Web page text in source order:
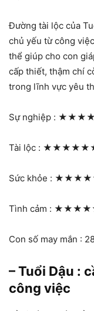
Đường tài lộc của
chủ yếu từ công
thể giúp cho con
cấp thiết, thậm chí
trong lĩnh vực yêu
Sự nghiệp :
Tài lộc :
Sức khỏe :
Tình cảm :
Con số may mắn :
– Tuổi Dậu :
công việc